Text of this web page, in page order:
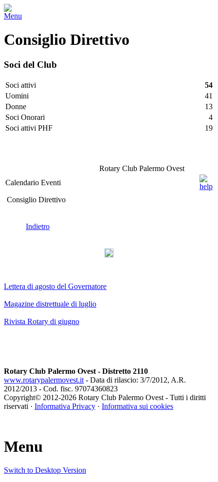
Menu
Consiglio Direttivo
Soci del Club
Soci attivi
54
Uomini
41
Donne
13
Soci Onorari
4
Soci attivi PHF
19
Rotary Club Palermo Ovest
Calendario Eventi
Consiglio Direttivo
Indietro
Lettera di agosto del Governatore
Magazine distrettuale di luglio
Rivista Rotary di giugno
Rotary Club Palermo Ovest - Distretto 2110
www.rotarypalermovest.it - Data di rilascio: 3/7/2012, A.R.
2012/2013 - Cod. fisc. 97074360823
Copyright© 2012-2026 Rotary Club Palermo Ovest - Tutti i diritti
riservati · Informativa Privacy · Informativa sui cookies
Menu
Switch to Desktop Version